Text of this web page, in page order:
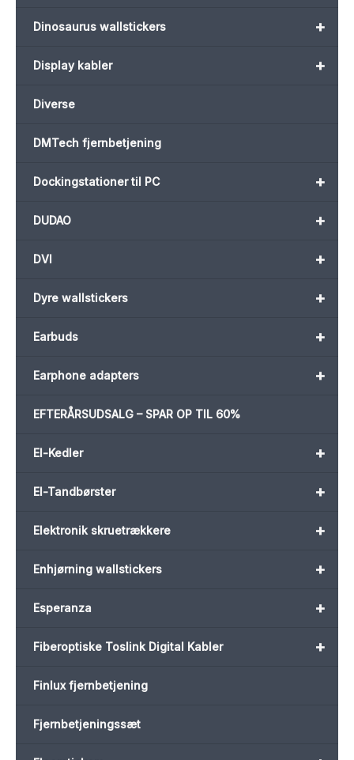
+
Dinosaurus wallstickers
+
Display kabler
Diverse
DMTech fjernbetjening
+
Dockingstationer til PC
+
DUDAO
+
DVI
+
Dyre wallstickers
+
Earbuds
+
Earphone adapters
EFTERÅRSUDSALG – SPAR OP TIL 60%
+
El-Kedler
+
El-Tandbørster
+
Elektronik skruetrækkere
+
Enhjørning wallstickers
+
Esperanza
+
Fiberoptiske Toslink Digital Kabler
Finlux fjernbetjening
Fjernbetjeningssæt